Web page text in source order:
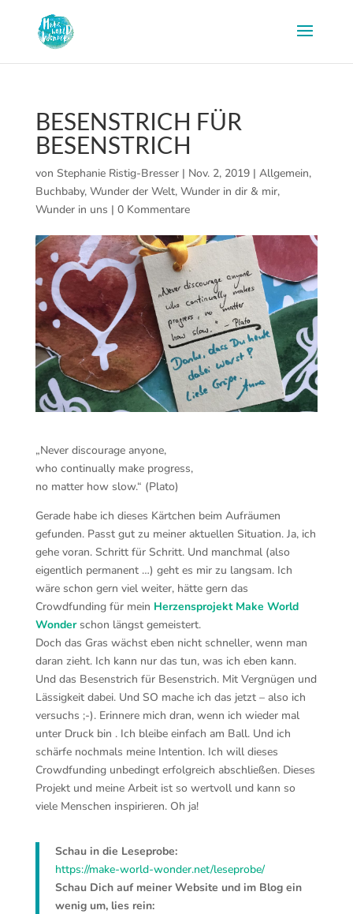
BESENSTRICH FÜR
BESENSTRICH
von Stephanie Ristig-Bresser| Nov. 2, 2019| Allgemein,
Buchbaby, Wunder der Welt, Wunder in dir & mir,
Wunder in uns | 0 Kommentare
„Never discourage anyone,
who continually make progress,
no matter how slow.“ (Plato)
Gerade habe ich dieses Kärtchen beim Aufräumen
gefunden. Passt gut zu meiner aktuellen Situation. Ja, ich
gehe voran. Schritt für Schritt. Und manchmal (also
eigentlich permanent …) geht es mir zu langsam. Ich
wäre schon gern viel weiter, hätte gern das
Crowdfunding für mein Herzensprojekt Make World
Wonderschon längst gemeistert.
Doch das Gras wächst eben nicht schneller, wenn man
daran zieht. Ich kann nur das tun, was ich eben kann.
Und das Besenstrich für Besenstrich. Mit Vergnügen und
Lässigkeit dabei. Und SO mache ich das jetzt – also ich
versuchs ;-). Erinnere mich dran, wenn ich wieder mal
unter Druck bin . Ich bleibe einfach am Ball. Und ich
schärfe nochmals meine Intention. Ich will dieses
Crowdfunding unbedingt erfolgreich abschließen. Dieses
Projekt und meine Arbeit ist so wertvoll und kann so
viele Menschen inspirieren. Oh ja!
Schau in die Leseprobe:
https://make-world-wonder.net/leseprobe/
Schau Dich auf meiner Website und im Blog ein
wenig um, lies rein: